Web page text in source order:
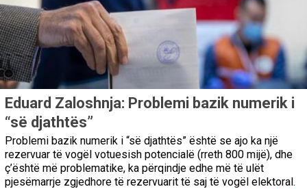
Eduard Zaloshnja: Problemi bazik numerik i
“së djathtës”
Problemi bazik numerik i “së djathtës” është se ajo ka një
rezervuar të vogël votuesish potencialë (rreth 800 mijë), dhe
ç’është më problematike, ka përqindje edhe më të ulët
pjesëmarrje zgjedhore të rezervuarit të saj të vogël elektoral.